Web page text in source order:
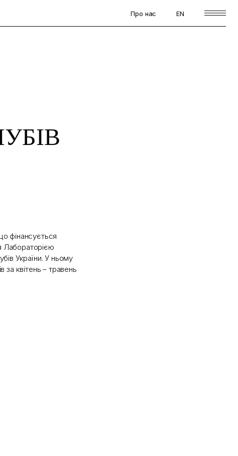
Про нас EN
фінансується
Лабораторією
України. У ньому
за квітень – травень